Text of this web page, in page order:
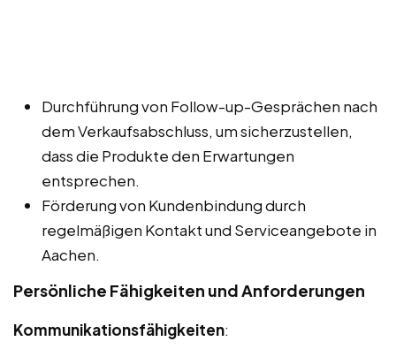
Durchführung von Follow-up-Gesprächen nach
dem Verkaufsabschluss, um sicherzustellen,
dass die Produkte den Erwartungen
entsprechen.
Förderung von Kundenbindung durch
regelmäßigen Kontakt und Serviceangebote in
Aachen.
Persönliche Fähigkeiten und Anforderungen
Kommunikationsfähigkeiten: